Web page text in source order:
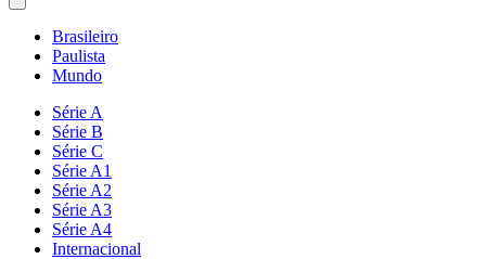
Brasileiro
Paulista
Mundo
Série A
Série B
Série C
Série A1
Série A2
Série A3
Série A4
Internacional